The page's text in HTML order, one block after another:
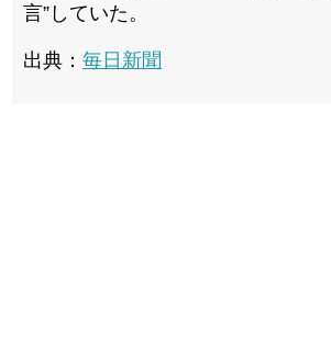
言”していた。
出典： 毎日新聞